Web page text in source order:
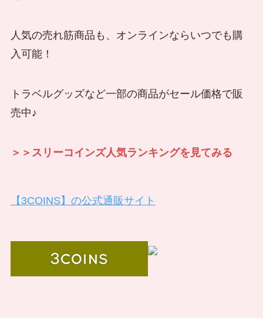
人気の売れ筋商品も、オンラインならいつでも購
入可能！
トラベルグッズなど一部の商品がセール価格で販
売中♪
＞＞スリーコインズ人気ランキングを見てみる
【3COINS】の公式通販サイト